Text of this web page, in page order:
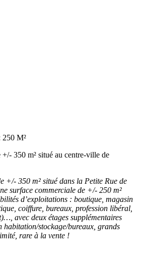
250 M²
350 m² situé au centre-ville de
+/- 350 m² situé dans la Petite Rue de
surface commerciale de +/- 250 m²
d’exploitations : boutique, magasin
coiffure, bureaux, profession libéral,
avec deux étages supplémentaires
habitation/stockage/bureaux, grands
rare à la vente !